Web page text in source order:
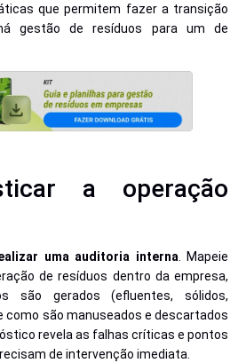
que permitem fazer a transição
gestão de resíduos para um de
a operação
uma auditoria interna . Mapeie
de resíduos dentro da empresa,
são gerados (efluentes, sólidos,
como são manuseados e descartados
revela as falhas críticas e pontos
de intervenção imediata.